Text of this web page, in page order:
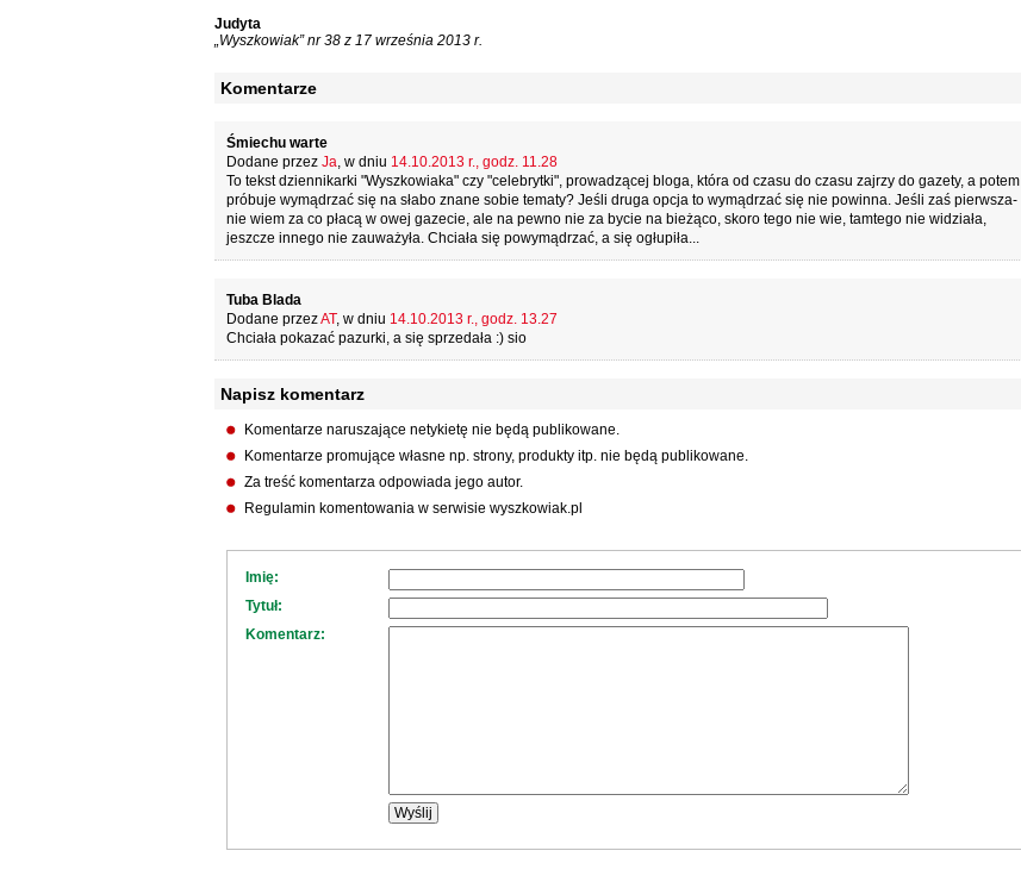
Judyta
„Wyszkowiak” nr 38 z 17 września 2013 r.
Komentarze
Śmiechu warte
Dodane przez Ja, w dniu 14.10.2013 r., godz. 11.28
To tekst dziennikarki "Wyszkowiaka" czy "celebrytki", prowadzącej bloga, która od czasu do czasu zajrzy do gazety, a potem
próbuje wymądrzać się na słabo znane sobie tematy? Jeśli druga opcja to wymądrzać się nie powinna. Jeśli zaś pierwsza-
nie wiem za co płacą w owej gazecie, ale na pewno nie za bycie na bieżąco, skoro tego nie wie, tamtego nie widziała,
jeszcze innego nie zauważyła. Chciała się powymądrzać, a się ogłupiła...
Tuba Blada
Dodane przezAT, w dniu 14.10.2013 r., godz. 13.27
Chciała pokazać pazurki, a się sprzedała :) sio
Napisz komentarz
Komentarze naruszające netykietę nie będą publikowane.
Komentarze promujące własne np. strony, produkty itp. nie będą publikowane.
Za treść komentarza odpowiada jego autor.
Regulamin komentowania w serwisie wyszkowiak.pl
Imię:
Tytuł:
Komentarz: